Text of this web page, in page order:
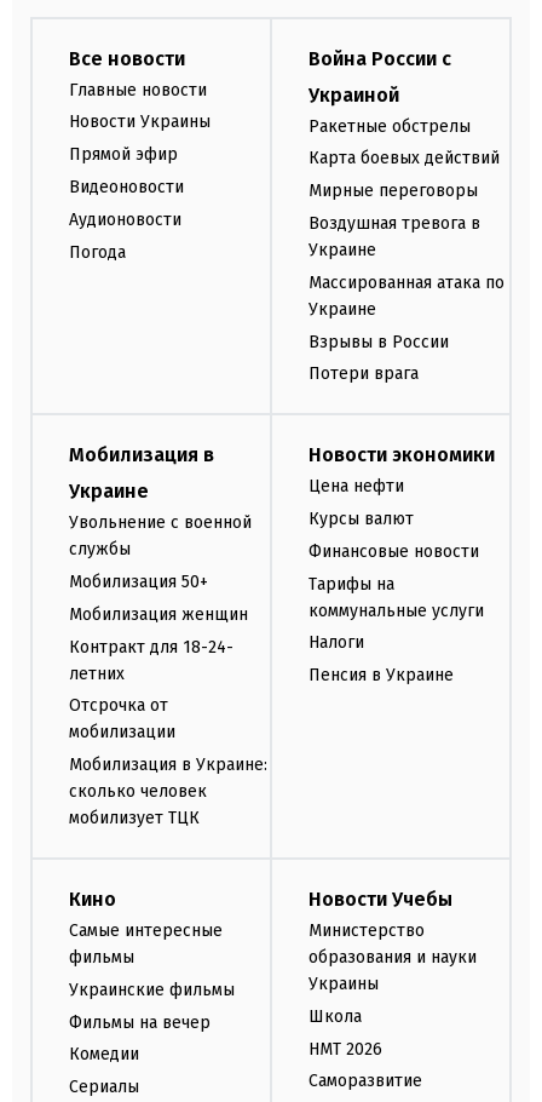
Все новости
Главные новости
Новости Украины
Прямой эфир
Видеоновости
Аудионовости
Погода
Война России с
Украиной
Ракетные обстрелы
Карта боевых действий
Мирные переговоры
Воздушная тревога в
Украине
Массированная атака по
Украине
Взрывы в России
Потери врага
Мобилизация в
Украине
Увольнение с военной
службы
Мобилизация 50+
Мобилизация женщин
Контракт для 18-24-
летних
Отсрочка от
мобилизации
Мобилизация в Украине:
сколько человек
мобилизует ТЦК
Новости экономики
Цена нефти
Курсы валют
Финансовые новости
Тарифы на
коммунальные услуги
Налоги
Пенсия в Украине
Кино
Самые интересные
фильмы
Украинские фильмы
Фильмы на вечер
Комедии
Сериалы
Новости Учебы
Министерство
образования и науки
Украины
Школа
НМТ 2026
Саморазвитие